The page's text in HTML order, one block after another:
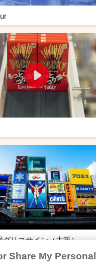
グリコサイン（大阪）
Share My Personal